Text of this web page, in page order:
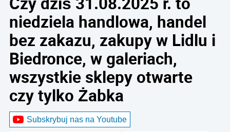
niedziela handlowa, handel
bez zakazu, zakupy w Lidlu i
Biedronce, w galeriach,
wszystkie sklepy otwarte
czy tylko Żabka
Subskrybuj nas na Youtube